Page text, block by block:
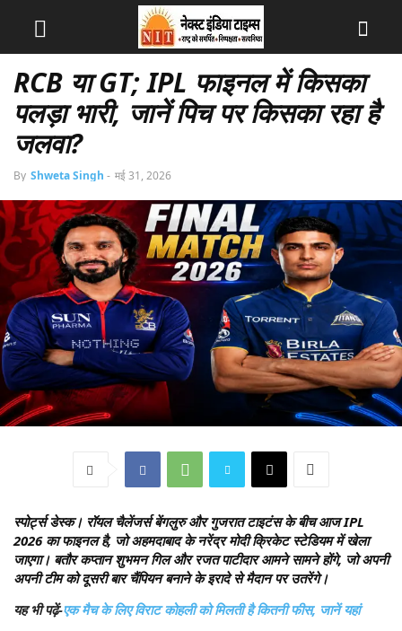
RCB या GT; IPL फाइनल में किसका
पलड़ा भारी, जानें पिच पर किसका रहा है
जलवा?
By Shweta Singh - मई 31, 2026
स्पोर्ट्स डेस्क। रॉयल चैलेंजर्स बेंगलुरु और गुजरात टाइटंस के बीच आज IPL
2026 का फाइनल है, जो अहमदाबाद के नरेंद्र मोदी क्रिकेट स्टेडियम में खेला
जाएगा। बतौर कप्तान शुभमन गिल और रजत पाटीदार आमने सामने होंगे, जो अपनी
अपनी टीम को दूसरी बार चैंपियन बनाने के इरादे से मैदान पर उतरेंगे।
यह भी पढ़ें-एक मैच के लिए विराट कोहली को मिलती है कितनी फीस, जानें यहां